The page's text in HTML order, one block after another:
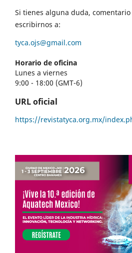
Si tienes alguna duda,
escribirnos a:
tyca.ojs@gmail.com
Horario de oficina
Lunes a viernes
9:00 - 18:00 (GMT-6)
URL oficial
https://revistatyca.org.mx/